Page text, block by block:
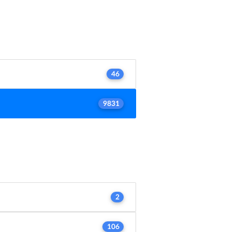
46
9831
2
106